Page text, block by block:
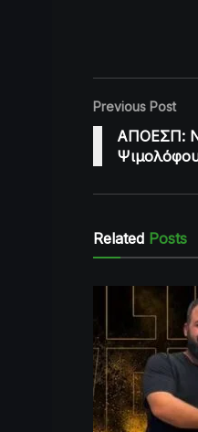
Previous Post
ΑΠΟΕΣΠ:
Related Posts